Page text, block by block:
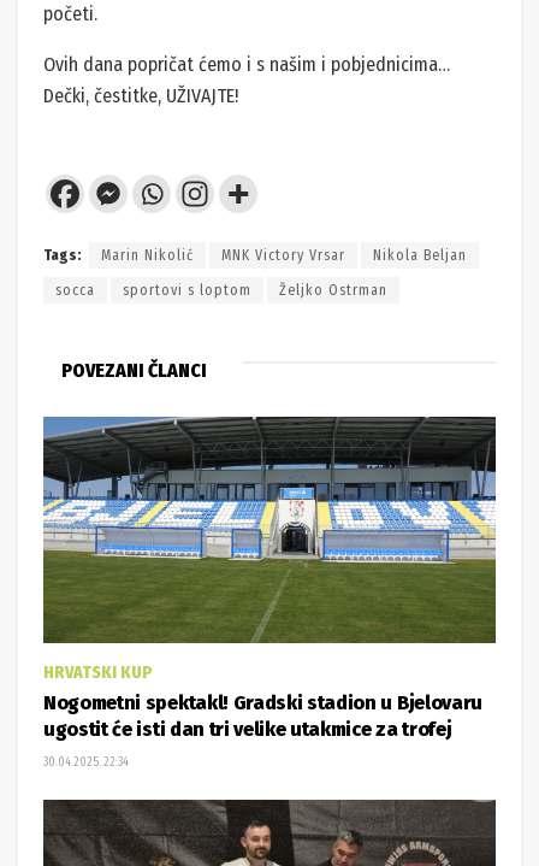
početi.
Ovih dana popričat ćemo i s našim i pobjednicima…
Dečki, čestitke, UŽIVAJTE!
Tags: Marin Nikolić MNK Victory Vrsar Nikola Beljan
socca sportovi s loptom Željko Ostrman
POVEZANI ČLANCI
HRVATSKI KUP
Nogometni spektakl! Gradski stadion u Bjelovaru
ugostit će isti dan tri velike utakmice za trofej
30.04.2025. 22:34